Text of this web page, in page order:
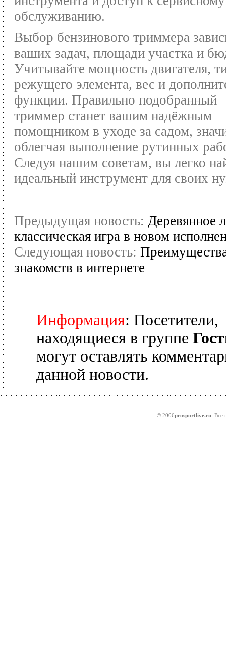
обслуживанию.
Выбор бензинового триммера
ваших задач, площади участка и
Учитывайте мощность двигателя,
режущего элемента, вес и
функции. Правильно подобранный
триммер станет вашим надёжным
помощником в уходе за садом,
облегчая выполнение рутинных
Следуя нашим советам, вы легко
идеальный инструмент для своих
Предыдущая новость: Деревянное
классическая игра в новом
Следующая новость:
знакомств в интернете
Информация: Посетители,
находящиеся в группе
могут оставлять
данной новости.
© 2006prosportlive.ru .